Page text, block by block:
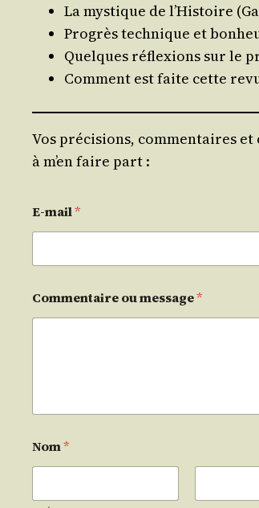
La mys­tique de l’His­toire
Pro­grès tech­nique et
Quelques réflexions sur le
Com­ment est faite cette
Vos précisions, commentaires
à m’en faire part :
E-mail*
Commentaire ou message*
Nom*